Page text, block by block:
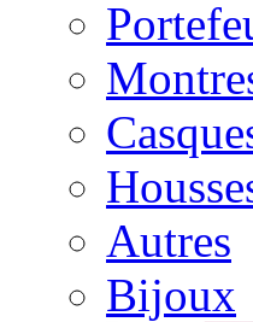
Autres
Bijoux